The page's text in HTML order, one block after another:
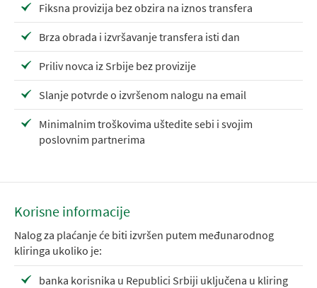
Fiksna provizija bez obzira na iznos transfera
Brza obrada i izvršavanje transfera isti dan
Priliv novca iz Srbije bez provizije
Slanje potvrde o izvršenom nalogu na email
Minimalnim troškovima uštedite sebi i svojim
poslovnim partnerima
Korisne informacije
Nalog za plaćanje će biti izvršen putem međunarodnog
kliringa ukoliko je:
banka korisnika u Republici Srbiji uključena u kliring